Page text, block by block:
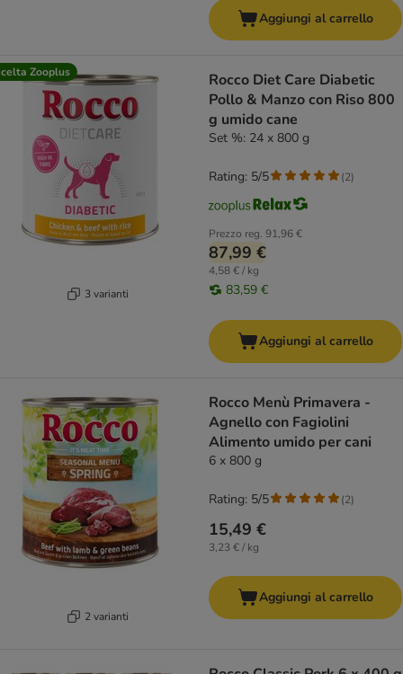
Aggiungi al carrello
Zooplus
3 varianti
Rocco Diet Care Diabetic
Pollo & Manzo con Riso 800
g umido cane
Set %: 24 x 800 g
Prezzo reg. 91,96 €
87,99 €
4,58 € / kg
83,59 €
Rating: 5/5 (2)
Aggiungi al carrello
2 varianti
Rocco Menù Primavera -
Agnello con Fagiolini
Alimento umido per cani
6 x 800 g
15,49 €
3,23 € / kg
Rating: 5/5 (2)
Aggiungi al carrello